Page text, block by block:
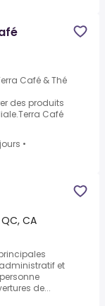
Café & Thé
des produits
Café
•
CA
et
de...